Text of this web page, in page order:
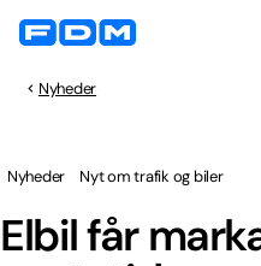
Nyheder
Elbil får
Nyheder Nyt om trafik og biler